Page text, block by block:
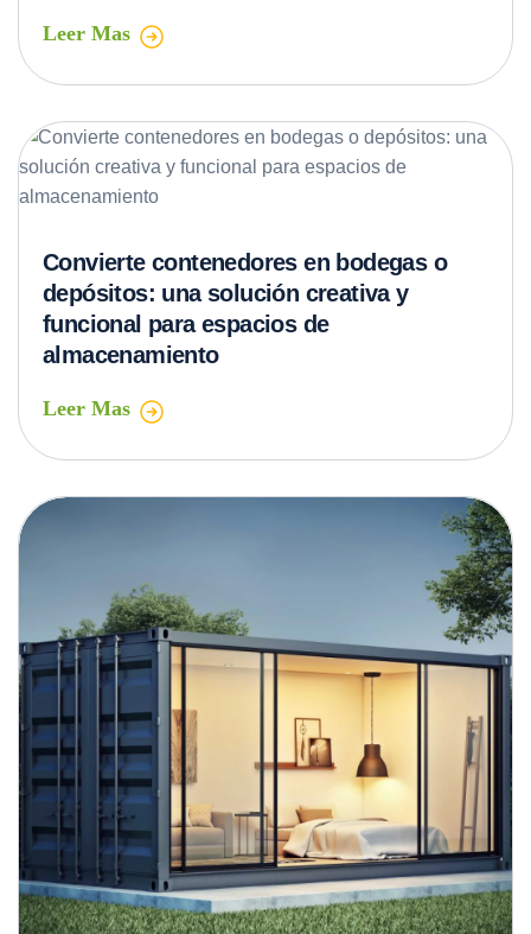
Leer Mas
Convierte contenedores en bodegas o
depósitos: una solución creativa y
funcional para espacios de
almacenamiento
Leer Mas